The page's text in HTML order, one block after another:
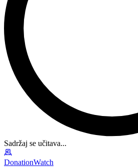
Sadržaj se učitava...
DonationWatch